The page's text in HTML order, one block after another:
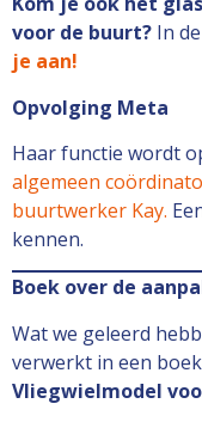
voor de buurt? In
je aan!
Opvolging Meta
Haar functie wordt
algemeen
buurtwerker Kay.
kennen.
Boek over de
Wat we geleerd
verwerkt in een
Vliegwielmodel